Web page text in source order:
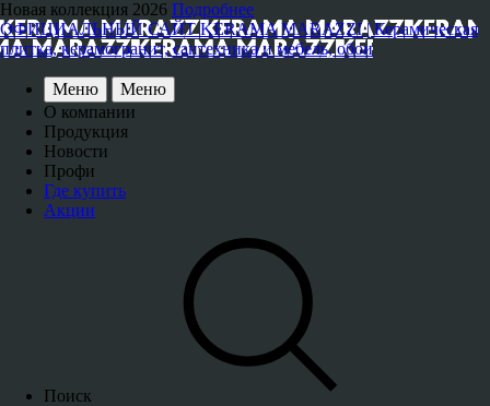
Новая коллекция 2026 Подробнее
ОФИЦИАЛЬНЫЙ САЙТ KERAMA MARAZZI | Керамическая
плитка, керамогранит, сантехника и мебель, обои
Меню
Меню
О компании
Продукция
Новости
Профи
Где купить
Акции
Поиск